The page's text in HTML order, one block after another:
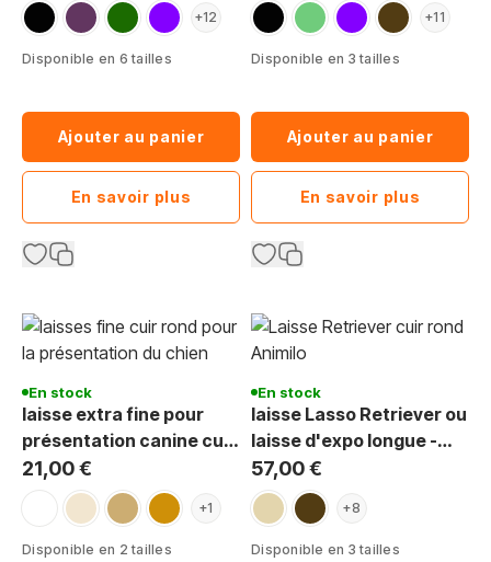
noir taupe vert foncé
violet +12
Disponible en 6 tailles
Ajouter au panier
En savoir plus
noir vert menthe
violet marron foncé
+11
Disponible en 3 tailles
Ajouter au panier
En savoir plus
En stock
laisse extra fine pour
présentation canine cuir
rond 5 mm
21,00 €
beige sable cognac+1
Disponible en 2 tailles
En stock
laisse Lasso Retriever ou
laisse d'expo longue -
cuir de luxe
57,00 €
crèmemarron foncé
+8
Disponible en 3 tailles